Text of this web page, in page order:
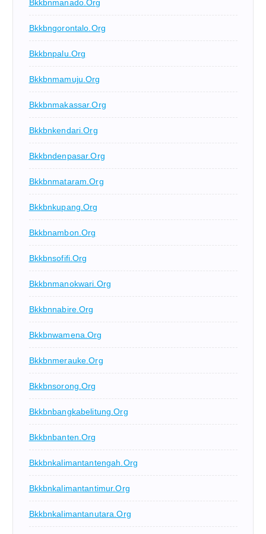
Bkkbnmanado.org
Bkkbngorontalo.org
Bkkbnpalu.org
Bkkbnmamuju.org
Bkkbnmakassar.org
Bkkbnkendari.org
Bkkbndenpasar.org
Bkkbnmataram.org
Bkkbnkupang.org
Bkkbnambon.org
Bkkbnsofifi.org
Bkkbnmanokwari.org
Bkkbnnabire.org
Bkkbnwamena.org
Bkkbnmerauke.org
Bkkbnsorong.org
Bkkbnbangkabelitung.org
Bkkbnbanten.org
Bkkbnkalimantantengah.org
Bkkbnkalimantantimur.org
Bkkbnkalimantanutara.org